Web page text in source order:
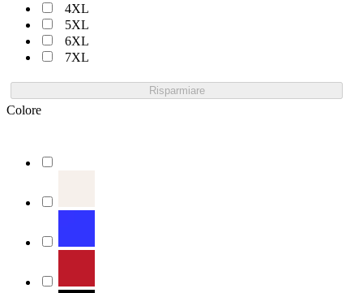
4XL
5XL
6XL
7XL
Risparmiare
Colore